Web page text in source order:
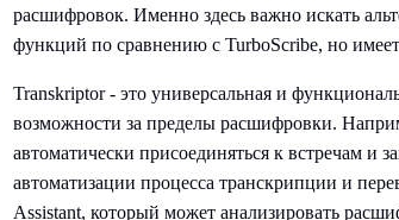
расшифровок. Именно здесь важно искать
функций по сравнению с TurboScribe, но
Transkriptor - это универсальная и
возможности за пределы расшифровки.
автоматически присоединяться к встречам и
автоматизации процесса транскрипции и
Assistant, который может анализировать